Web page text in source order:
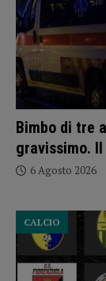
Bimbo di tre
gravissimo.
6 Agosto 2026
CALCIO